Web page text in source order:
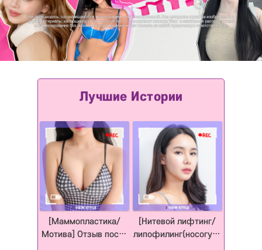
[Маммопластика/
Мотива] Отзыв после
[Нитевой лифтинг/
липофилинг(носогубк